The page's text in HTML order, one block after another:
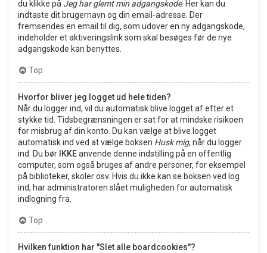
du klikke på Jeg har glemt min adgangskode. Her kan du
indtaste dit brugernavn og din email-adresse. Der
fremsendes en email til dig, som udover en ny adgangskode,
indeholder et aktiveringslink som skal besøges før de nye
adgangskode kan benyttes.
Top
Hvorfor bliver jeg logget ud hele tiden?
Når du logger ind, vil du automatisk blive logget af efter et
stykke tid. Tidsbegrænsningen er sat for at mindske risikoen
for misbrug af din konto. Du kan vælge at blive logget
automatisk ind ved at vælge boksen Husk mig, når du logger
ind. Du bør IKKEanvende denne indstilling på en offentlig
computer, som også bruges af andre personer, for eksempel
på biblioteker, skoler osv. Hvis du ikke kan se boksen ved log
ind, har administratoren slået muligheden for automatisk
indlogning fra.
Top
Hvilken funktion har "Slet alle boardcookies"?